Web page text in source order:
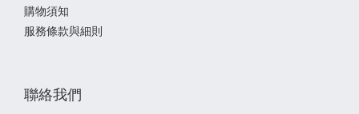
購物須知
服務條款與細則
聯絡我們